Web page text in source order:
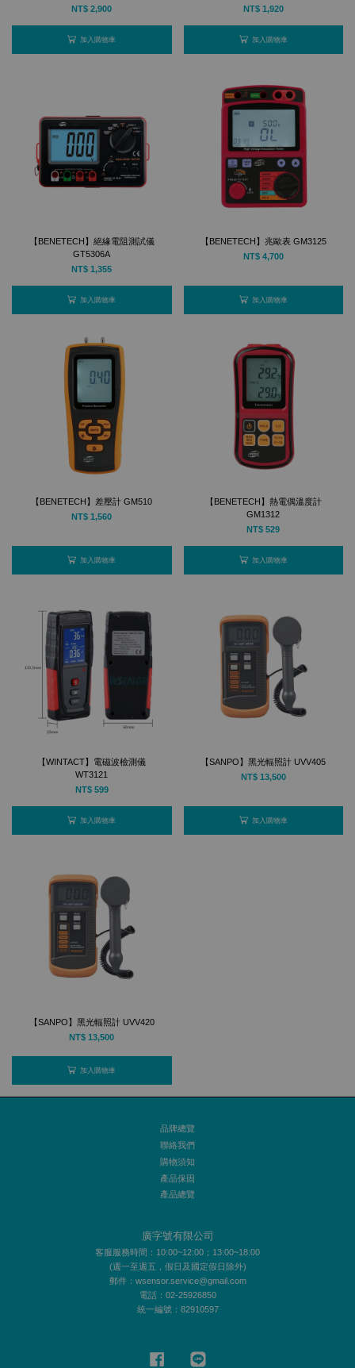
NT$ 2,900
加入購物車
NT$ 1,920
加入購物車
【BENETECH】絕緣電阻測試儀
GT5306A
NT$ 1,355
加入購物車
【BENETECH】兆歐表 GM3125
NT$ 4,700
加入購物車
【BENETECH】差壓計 GM510
NT$ 1,560
加入購物車
【BENETECH】熱電偶溫度計
GM1312
NT$ 529
加入購物車
【WINTACT】電磁波檢測儀
WT3121
NT$ 599
加入購物車
【SANPO】黑光輻照計 UVV405
NT$ 13,500
加入購物車
【SANPO】黑光輻照計 UVV420
NT$ 13,500
加入購物車
品牌總覽
聯絡我們
購物須知
產品保固
產品總覽
廣字號有限公司
客服服務時間：10:00~12:00；13:00~18:00
(週一至週五，假日及國定假日除外)
郵件：wsensor.service@gmail.com
電話：02-25926850
統一編號：82910597
Facebook